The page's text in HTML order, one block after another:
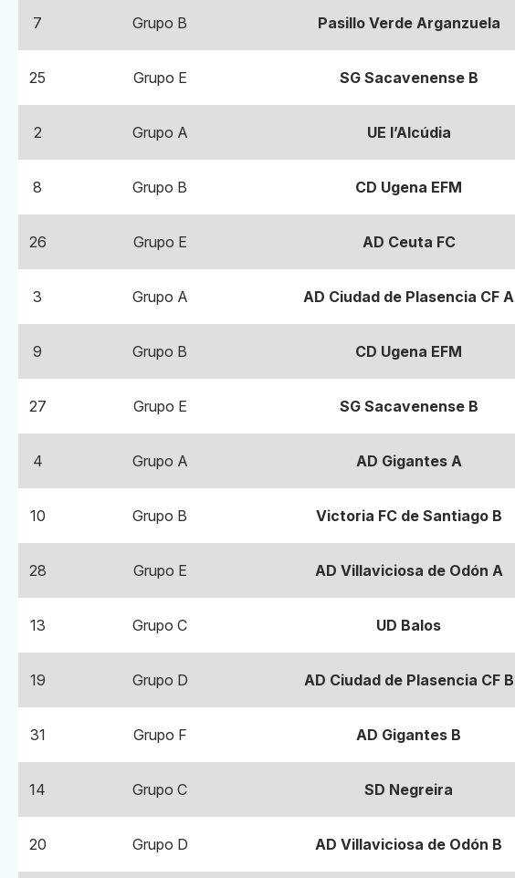
7 Grupo B Pasillo Verde Arganzuela
25 Grupo E SG Sacavenense B
2 Grupo A UE l’Alcúdia
8 Grupo B CD Ugena EFM
26 Grupo E AD Ceuta FC
3 Grupo A AD Ciudad de Plasencia CF A
9 Grupo B CD Ugena EFM
27 Grupo E SG Sacavenense B
4 Grupo A AD Gigantes A
10 Grupo B Victoria FC de Santiago B
28 Grupo E AD Villaviciosa de Odón A
13 Grupo C UD Balos
19 Grupo D AD Ciudad de Plasencia CF B
31 Grupo F AD Gigantes B
14 Grupo C SD Negreira
20 Grupo D AD Villaviciosa de Odón B